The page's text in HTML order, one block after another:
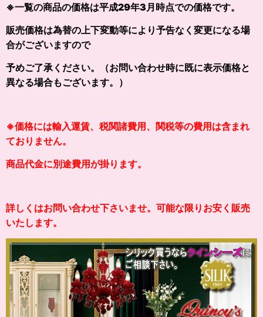
※一覧の商品の価格は平成29年3月時点での価格です。
販売価格は為替の上下変動等により予告なく変更になる場
合がございますので
予めご了承ください。（お問い合わせ時に既に表示価格と
異なる場合もございます。）
※価格には輸入運賃、税関諸費用、関税等の費用は含まれ
ておりません。
商品代金に別途費用が掛ります。
詳しくはお問い合わせ下さいませ。可能な限りお安く販売
いたします。